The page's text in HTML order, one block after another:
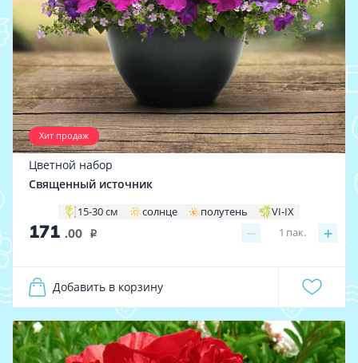
Хит продаж
Цветной набор
Священный источник
15-30 см солнце полутень VI-IX
171 .00 i − +
1 пак.
Добавить в корзину